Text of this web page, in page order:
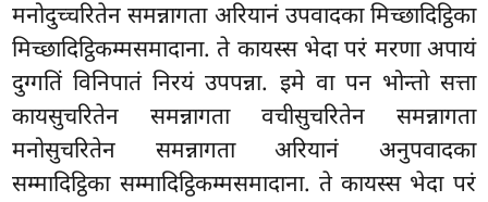
मनोदुच्चरितेन समन्नागता अरियानं उपवादका मिच्छादिट्ठिका
मिच्छादिट्ठिकम्मसमादाना. ते कायस्स भेदा परं मरणा अपायं
दुग्गतिं विनिपातंनिरयं उपपन्ना. इमे वा पन भोन्तो सत्ता
कायसुचरितेन समन्नागता वचीसुचरितेन समन्नागता
मनोसुचरितेन समन्नागता अरियानं अनुपवादका
सम्मादिट्ठिका सम्मादिट्ठिकम्मसमादाना. ते कायस्स भेदा परं